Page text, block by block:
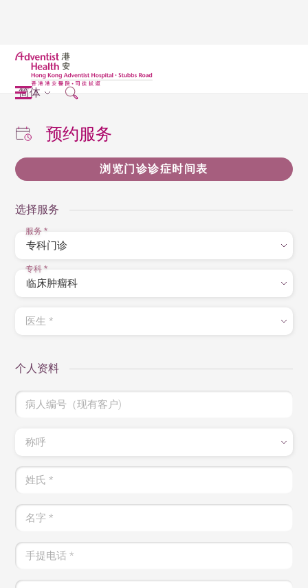
简体
预约服务
浏览门诊诊症时间表
选择服务
服务*
专科*
医生*
个人资料
病人编号（现有客户)
称呼
姓氏*
名字*
手提电话*